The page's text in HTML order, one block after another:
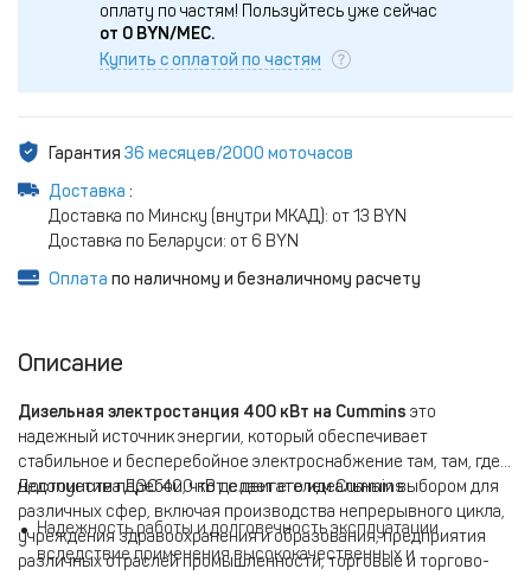
оплату по частям! Пользуйтесь уже сейчас
от 0 BYN/МЕС.
Купить с оплатой по частям
Гарантия 36 месяцев/2000 моточасов
Доставка :
Доставка по Минску (внутри МКАД): от 13 BYN
Доставка по Беларуси: от 6 BYN
Оплата по наличному и безналичному расчету
Описание
Дизельная электростанция 400 кВт на Cummins это
надежный источник энергии, который обеспечивает
стабильное и бесперебойное электроснабжение там, там, где
недопустим перебои, что делает его идеальным выбором для
различных сфер, включая производства непрерывного цикла,
учреждения здравоохранения и образования, предприятия
различных отраслей промышленности, торговые и торгово-
Достоинства ДЭС 400 кВт с двигателем Cummins
Надежность работы и долговечность эксплуатации
вследствие применения высококачественных и